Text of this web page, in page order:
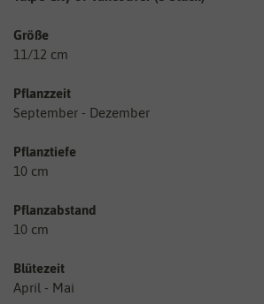
Größe
11/12 cm
Pflanzzeit
September - Dezember
Pflanztiefe
10 cm
Pflanzabstand
10 cm
Blütezeit
April - Mai